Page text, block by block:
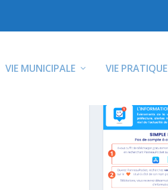
VIE MUNICIPALE VIE PRATIQUE